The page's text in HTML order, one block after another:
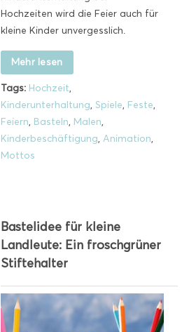
Hochzeiten wird die Feier auch für
kleine Kinder unvergesslich.
Mehr lesen
Tags: Hochzeit,
Kinderunterhaltung, Spiele, Feste,
Feiern, Basteln, Malen,
Kinderbeschäftigung, Animation,
Mottos
Bastelidee für kleine
Landleute: Ein froschgrüner
Stiftehalter